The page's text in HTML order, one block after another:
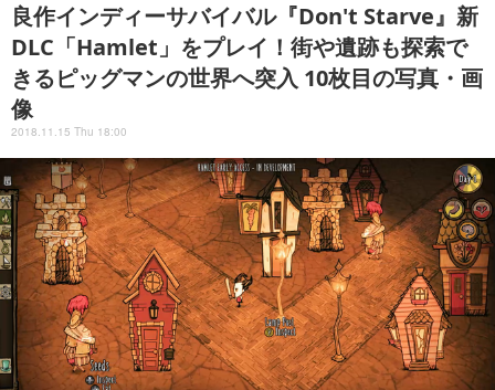
良作インディーサバイバル『Don't Starve』新
DLC「Hamlet」をプレイ！街や遺跡も探索で
きるピッグマンの世界へ突入 10枚目の写真・画
像
2018.11.15 Thu 18:00